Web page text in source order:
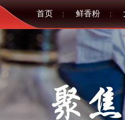
首页 鲜香粉